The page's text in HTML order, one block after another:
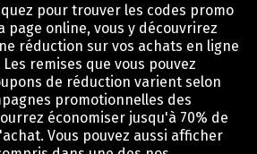
pour trouver les codes promo
page online, vous y découvrirez
réduction sur vos achats en ligne
remises que vous pouvez
de réduction varient selon
promotionnelles des
économiser jusqu'à 70% de
Vous pouvez aussi afficher